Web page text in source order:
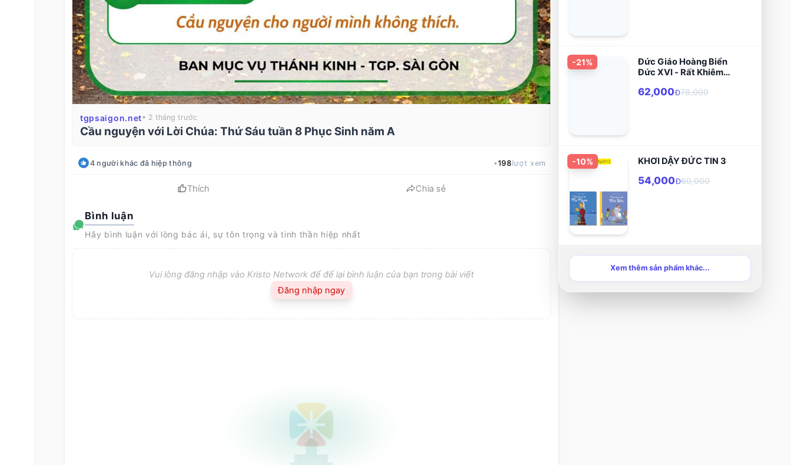
tgpsaigon.net• 2 tháng trước
Cầu nguyện với Lời Chúa: Thứ Sáu tuần 8 Phục Sinh năm A
4 người khác đã hiệp thông 198lượt xem
Thích Chia sẻ
Bình luận
Hãy bình luận với lòng bác ái, sự tôn trọng và tinh thần hiệp nhất
Vui lòng đăng nhập vào Kristo Network để để lại bình luận của bạn trong bài viết
Đăng nhập ngay
-21%
Đức Giáo Hoàng Biển
Đức XVI - Rất Khiêm
62,000Đ78,000
-10% KHƠI DẬY ĐỨC TIN 3
54,000Đ60,000
Xem thêm sản phẩm khác...